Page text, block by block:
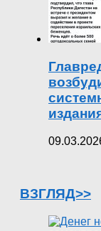
ВЗГЛЯД>>